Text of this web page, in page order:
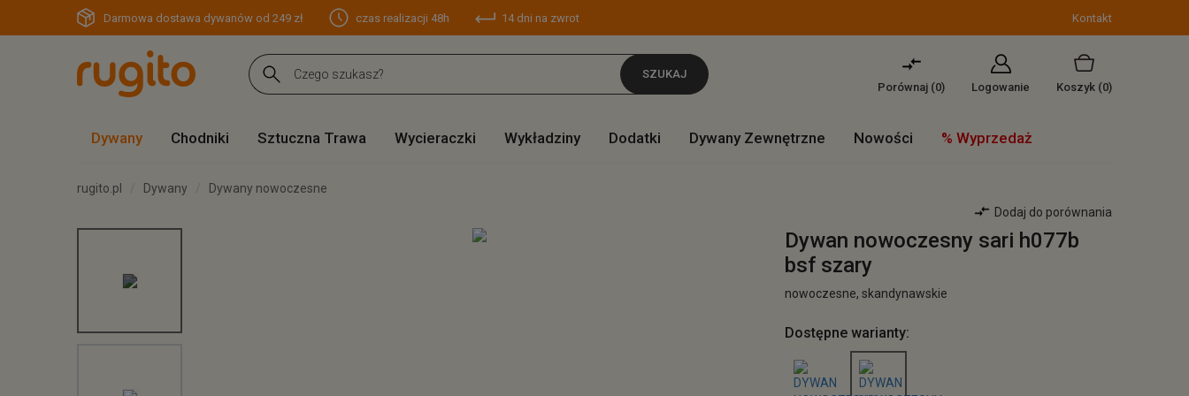
Darmowa dostawa dywanów od 249 zł czas realizacji 48h 14 dni na zwrot Kontakt
SZUKAJ
Porównaj (0) Logowanie Koszyk (0)
Dywany Chodniki Sztuczna Trawa Wycieraczki Wykładziny Dodatki Dywany Zewnętrzne Nowości % Wyprzedaż
rugito.pl Dywany
Dywany nowoczesne
Dodaj do porównania
Dywan nowoczesny sari h077b
bsf szary
nowoczesne, skandynawskie
Dostępne warianty: